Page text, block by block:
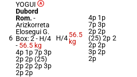
6
YOGUI
Dubord
Rom. -
Arizkorreta
Elosegui G.
Box: 2 - H/4
- 56.5 kg
4p 1p 7p 3p
2p 2p (25)
2p 2p 2p 3p
2p 2p
H/456.5
kg
4p 1p
7p 3p
2p 2p
(25) 2p
2p 2p
3p 2p
2p
2